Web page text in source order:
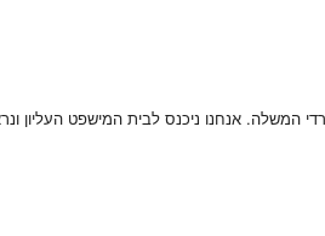
אנחנו ניכנס לבית המישפט העליון